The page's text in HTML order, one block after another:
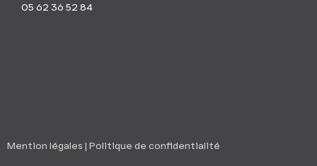
05 62 36 52 84
Mention légales | Politique de confidentialité